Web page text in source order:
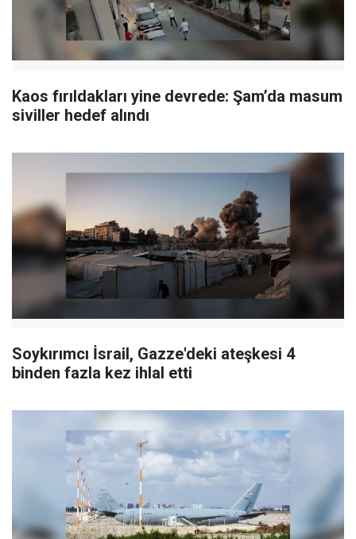
Kaos fırıldakları yine devrede: Şam’da masum
siviller hedef alındı
Soykırımcı İsrail, Gazze'deki ateşkesi 4
binden fazla kez ihlal etti